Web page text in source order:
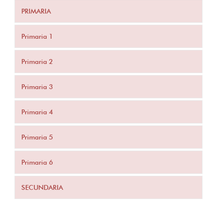
PRIMARIA
Primaria 1
Primaria 2
Primaria 3
Primaria 4
Primaria 5
Primaria 6
SECUNDARIA